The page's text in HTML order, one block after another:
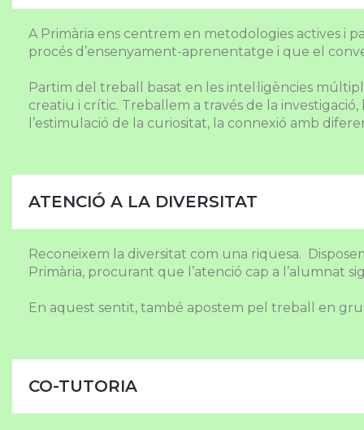
A Primària ens centrem en metodologies actives i
procés d’ensenyament-aprenentatge i que el
Partim del treball basat en les intel·ligències
creatiu i crític. Treballem a través de la
l’estimulació de la curiositat, la connexió amb
ATENCIÓ A LA DIVERSITAT
Reconeixem la diversitat com una riquesa.
Primària, procurant que l’atenció cap a l’alumnat
En aquest sentit, també apostem pel treball en
CO-TUTORIA